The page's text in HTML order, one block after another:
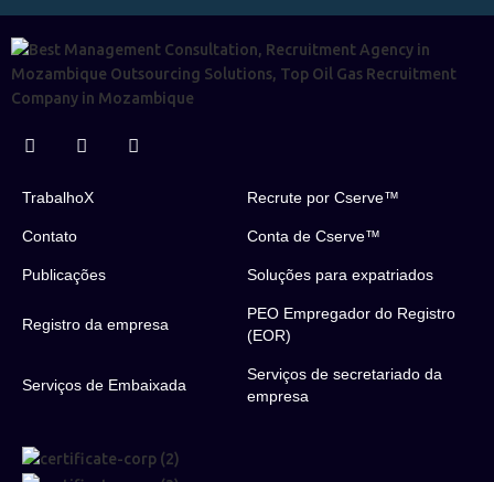
TrabalhoX Recrute por Cserve™
Contato Conta de Cserve™
Publicações Soluções para expatriados
Registro da empresa
PEO Empregador do Registro
(EOR)
Serviços de Embaixada
Serviços de secretariado da
empresa